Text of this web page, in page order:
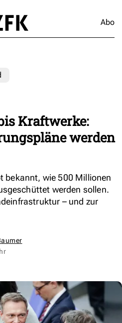
Abo
Kraftwerke:
werden
bekannt, wie 500 Millionen
werden sollen.
– und zur